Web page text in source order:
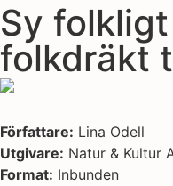
Sy folkligt
folkdräkt
Författare: Lina Odell
Utgivare: Natur & Kultur
Format: Inbunden